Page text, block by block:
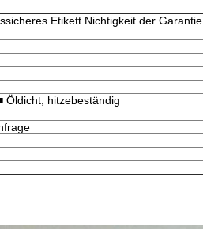
Etikett Nichtigkeit der Garantie
Öldicht, hitzebeständig